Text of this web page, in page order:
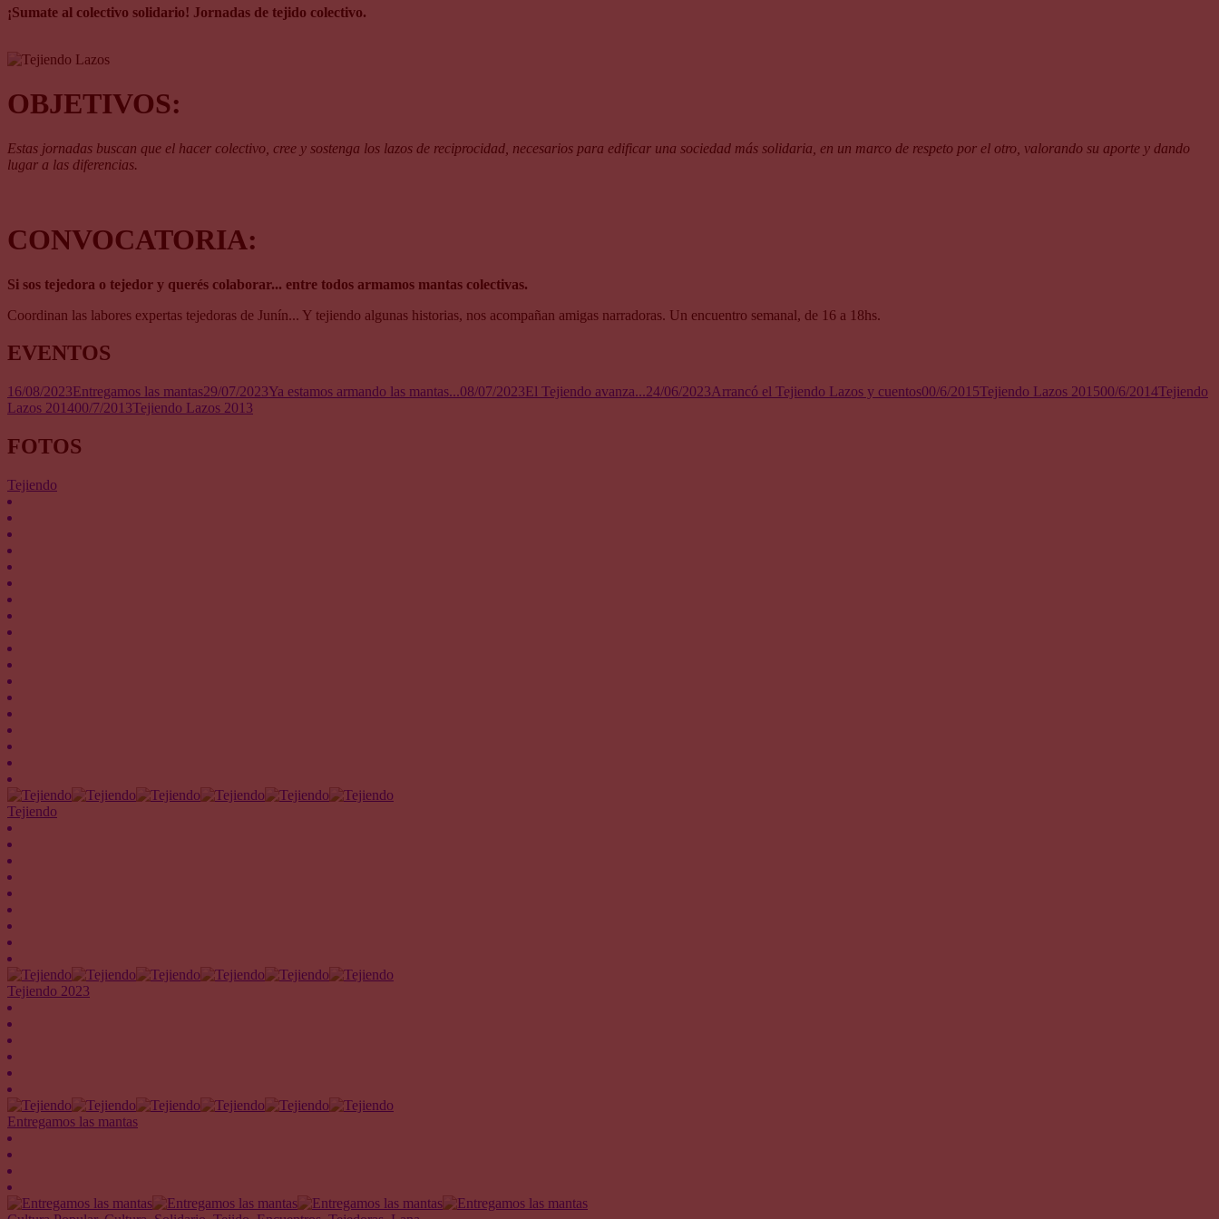
¡Sumate al colectivo solidario! Jornadas de tejido colectivo.
OBJETIVOS:
Estas jornadas buscan que el hacer colectivo, cree y sostenga los lazos de reciprocidad, necesarios para edificar una sociedad más solidaria, en un marco de respeto por el otro, valorando su aporte y dando
lugar a las diferencias.
CONVOCATORIA:
Si sos tejedora o tejedor y querés colaborar... entre todos armamos mantas colectivas.
Coordinan las labores expertas tejedoras de Junín... Y tejiendo algunas historias, nos acompañan amigas narradoras. Un encuentro semanal, de 16 a 18hs.
EVENTOS
16/08/2023Entregamos las mantas29/07/2023Ya estamos armando las mantas...08/07/2023El Tejiendo avanza...24/06/2023Arrancó el Tejiendo Lazos y cuentos00/6/2015Tejiendo Lazos 201500/6/2014Tejiendo
Lazos 201400/7/2013Tejiendo Lazos 2013
FOTOS
Tejiendo
Tejiendo
Tejiendo 2023
Entregamos las mantas